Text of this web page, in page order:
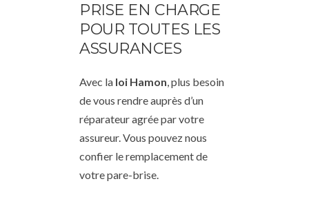
PRISE EN CHARGE
POUR TOUTES LES
ASSURANCES
Avec la loi Hamon, plus besoin
de vous rendre auprès d’un
réparateur agrée par votre
assureur. Vous pouvez nous
confier le remplacement de
votre pare-brise.